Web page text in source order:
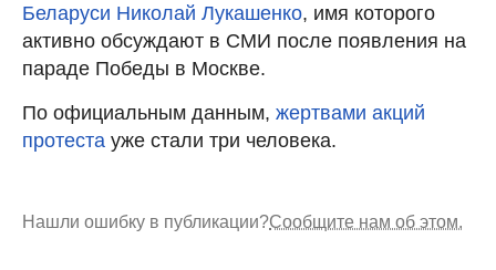
Беларуси Николай Лукашенко, имя которого
активно обсуждают в СМИ после появления на
параде Победы в Москве.
По официальным данным, жертвами акций
протеста уже стали три человека.
Нашли ошибку в публикации?Сообщите нам об этом.